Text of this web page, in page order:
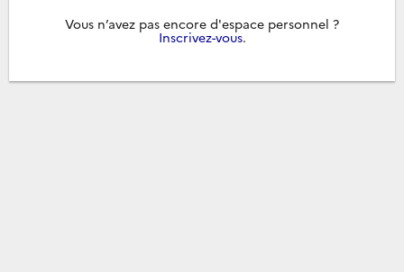
Vous n’avez pas encore d'espace personnel ?
Inscrivez-vous.